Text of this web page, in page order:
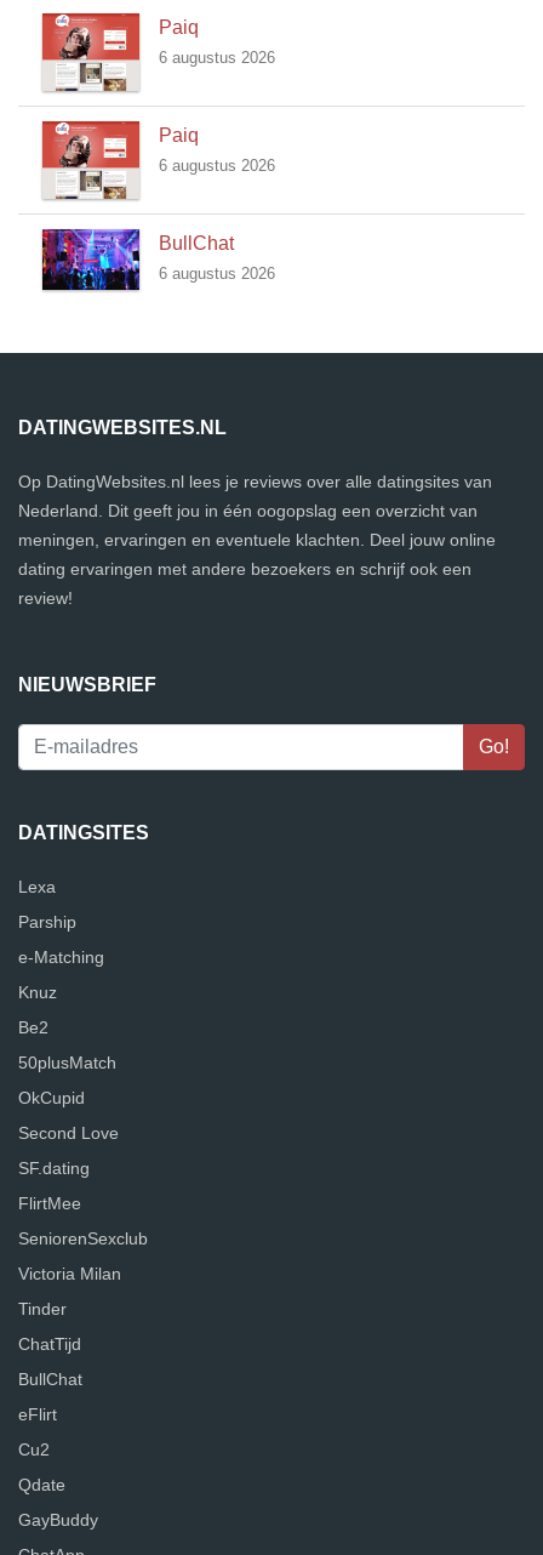
Paiq
6 augustus 2026
Paiq
6 augustus 2026
BullChat
6 augustus 2026
DATINGWEBSITES.NL
Op DatingWebsites.nl lees je reviews over alle datingsites van
Nederland. Dit geeft jou in één oogopslag een overzicht van
meningen, ervaringen en eventuele klachten. Deel jouw online
dating ervaringen met andere bezoekers en schrijf ook een
review!
NIEUWSBRIEF
DATINGSITES
Lexa
Parship
e-Matching
Knuz
Be2
50plusMatch
OkCupid
Second Love
SF.dating
FlirtMee
SeniorenSexclub
Victoria Milan
Tinder
ChatTijd
BullChat
eFlirt
Cu2
Qdate
GayBuddy